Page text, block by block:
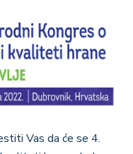
Vas da će se 4.